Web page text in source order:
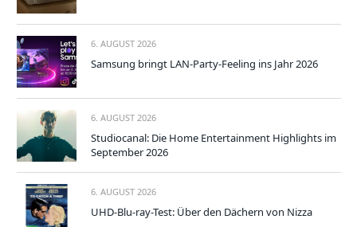
6. AUGUST 2026
Samsung bringt LAN-Party-Feeling ins Jahr 2026
6. AUGUST 2026
Studiocanal: Die Home Entertainment Highlights im
September 2026
6. AUGUST 2026
UHD-Blu-ray-Test: Über den Dächern von Nizza